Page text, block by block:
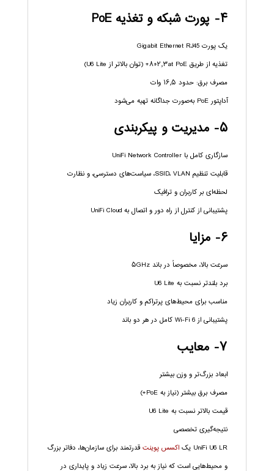
۴- پورت شبکه و تغذیه PoE
یک پورت Gigabit Ethernet RJ45
تغذیه از طریق ۸۰۲٫۳at PoE+ (توان بالاتر از U6 Lite)
مصرف برق: حدود ۱۶٫۵ وات
آداپتور PoE به‌صورت جداگانه تهیه می‌شود
۵- مدیریت و پیکربندی
سازگاری کامل با UniFi Network Controller
قابلیت تنظیم SSID، VLAN، سیاست‌های دسترسی، و نظارت
لحظه‌ای بر کاربران و ترافیک
پشتیبانی از کنترل از راه دور و اتصال به UniFi Cloud
۶- مزایا
سرعت بالا، مخصوصاً در باند ۵GHz
برد بلندتر نسبت به U6 Lite
مناسب برای محیط‌های پرتراکم و کاربران زیاد
پشتیبانی از Wi-Fi 6 کامل در هر دو باند
۷- معایب
ابعاد بزرگ‌تر و وزن بیشتر
مصرف برق بیشتر (نیاز به PoE+)
قیمت بالاتر نسبت به U6 Lite
نتیجه‌گیری تخصصی
UniFi U6 LR یک
اکسس پوینتقدرتمند برای سازمان‌ها، دفاتر بزرگ
و محیط‌هایی است که نیاز به برد بالا، سرعت زیاد و پایداری در